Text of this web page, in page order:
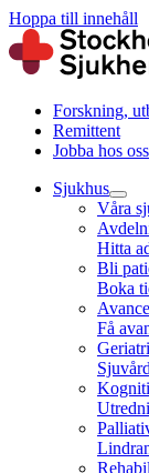
Hoppa till innehåll
Forskning,
Remittent
Jobba hos oss
Sjukhus
Våra
Hitta
Bli
Boka
Få